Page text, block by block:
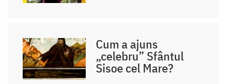
Cum a ajuns
„celebru” Sfântul
Sisoe cel Mare?